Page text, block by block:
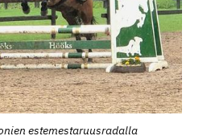
estemestaruusradalla